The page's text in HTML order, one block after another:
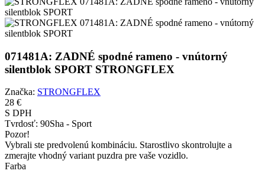
071481A: ZADNÉ spodné rameno - vnútorný
silentblok SPORT STRONGFLEX
Značka: STRONGFLEX
28 €
S DPH
Tvrdosť: 90Sha - Sport
Pozor!
Vybrali ste predvolenú kombináciu. Starostlivo skontrolujte a
zmerajte vhodný variant puzdra pre vaše vozidlo.
Farba